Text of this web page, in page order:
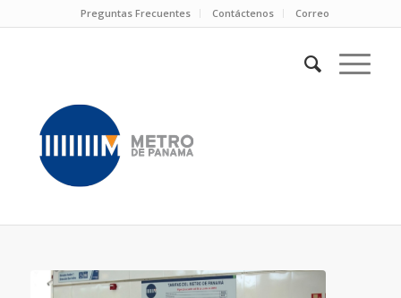
Preguntas Frecuentes Contáctenos Correo